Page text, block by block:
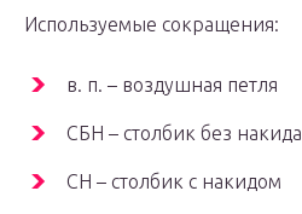
Используемые сокращения:
в. п. – воздушная петля
СБН – столбик без накида
СН – столбик с накидом